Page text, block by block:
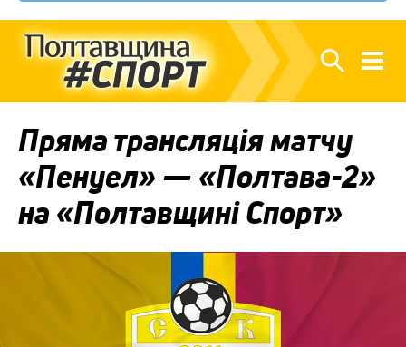
Пряма трансляція матчу
«Пенуел» — «Полтава-2»
на «Полтавщині Спорт»